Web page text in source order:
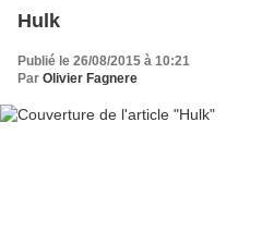
Hulk
Publié le 26/08/2015 à 10:21
Par Olivier Fagnere